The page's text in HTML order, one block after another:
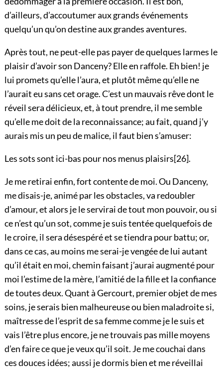
d’ailleurs, d’accoutumer aux grands événements
quelqu’un qu’on destine aux grandes aventures.
Après tout, ne peut-elle pas payer de quelques larmes le
plaisir d’avoir son Danceny? Elle en raffole. Eh bien! je
lui promets qu’elle l’aura, et plutôt même qu’elle ne
l’aurait eu sans cet orage. C’est un mauvais rêve dont le
réveil sera délicieux, et, à tout prendre, il me semble
qu’elle me doit de la reconnaissance; au fait, quand j’y
aurais mis un peu de malice, il faut bien s’amuser:
Les sots sont ici-bas pour nos menus plaisirs[26].
Je me retirai enfin, fort contente de moi. Ou Danceny,
me disais-je, animé par les obstacles, va redoubler
d’amour, et alors je le servirai de tout mon pouvoir, ou si
ce n’est qu’un sot, comme je suis tentée quelquefois de
le croire, il sera désespéré et se tiendra pour battu; or,
dans ce cas, au moins me serai-je vengée de lui autant
qu’il était en moi, chemin faisant j’aurai augmenté pour
moi l’estime de la mère, l’amitié de la fille et la confiance
de toutes deux. Quant à Gercourt, premier objet de mes
soins, je serais bien malheureuse ou bien maladroite si,
maîtresse de l’esprit de sa femme comme je le suis et
vais l’être plus encore, je ne trouvais pas mille moyens
d’en faire ce que je veux qu’il soit. Je me couchai dans
ces douces idées; aussi je dormis bien et me réveillai